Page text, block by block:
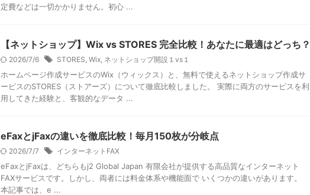
定費などは一切かかりません。初心 ...
【ネットショップ】Wix vs STORES 完全比較！あなたに最適はどっち？
2026/7/6 STORES Wix ネットショップ開設１vs１
ホームページ作成サービスのWix（ウィックス）と、無料で使えるネットショップ作成サ
ービスのSTORES（ストアーズ）について徹底比較しました。 実際に両方のサービスを利
用してきた経験と、客観的なデータ ...
eFaxとjFaxの違いを徹底比較！毎月150枚が分岐点
2026/7/7 インターネットFAX
eFaxとjFaxは、どちらもj2 Global Japan 有限会社が提供する高品質なインターネット
FAXサービスです。しかし、両者には料金体系や機能面で いくつかの違いがあります。
本記事では、e ...